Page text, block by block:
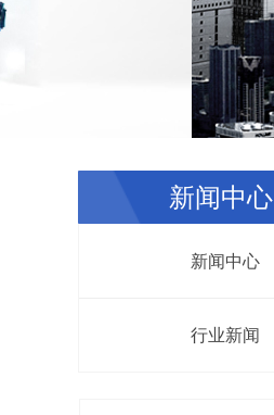
新闻中心
行业新闻
新闻中心